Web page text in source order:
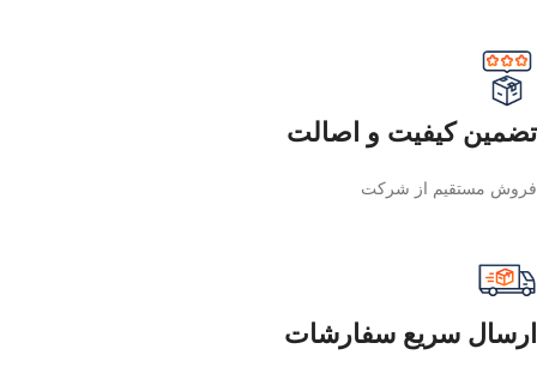
تضمین کیفیت و اصالت
فروش مستقیم از شرکت
ارسال سریع سفارشات